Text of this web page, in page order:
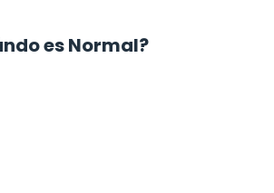
es Normal?